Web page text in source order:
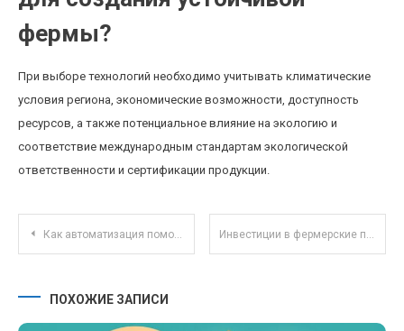
фермы?
При выборе технологий необходимо учитывать климатические
условия региона, экономические возможности, доступность
ресурсов, а также потенциальное влияние на экологию и
соответствие международным стандартам экологической
ответственности и сертификации продукции.
Навигация по записям
Как автоматизация помогает контролировать расходы и увеличивать накопления без усилий Инвестиции в фермерские продукты: как покупать напрямую у производителей и поддерживать местное хозяйство
ПОХОЖИЕ ЗАПИСИ